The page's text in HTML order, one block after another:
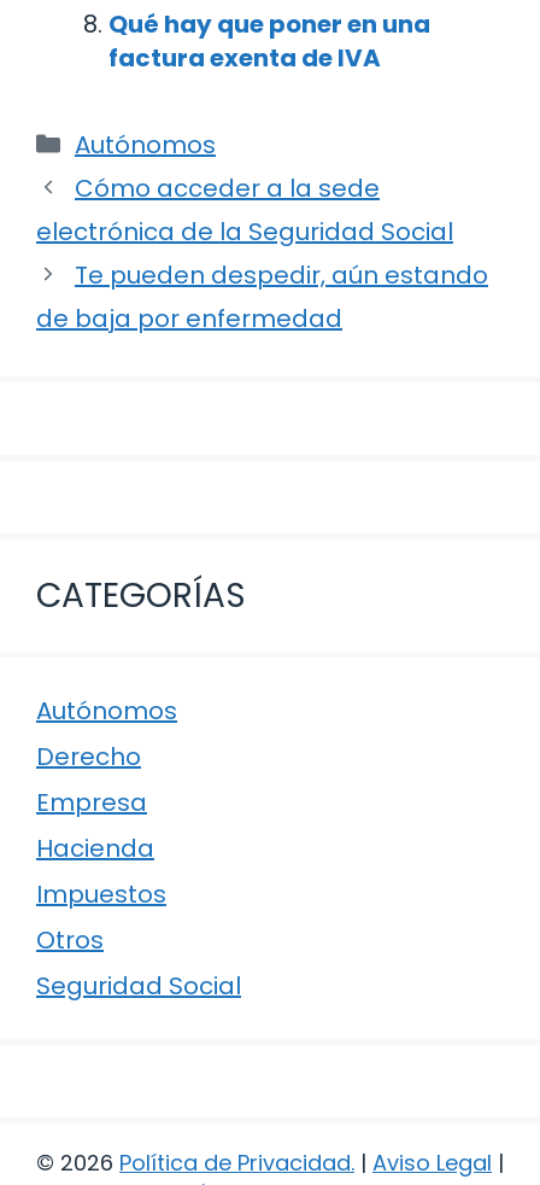
Qué hay que poner en una
factura exenta de IVA
Categorías
Autónomos
Navegación
de
entradas
Cómo acceder a la sede
electrónica de la Seguridad Social
Te pueden despedir, aún estando
de baja por enfermedad
CATEGORÍAS
Autónomos
Derecho
Empresa
Hacienda
Impuestos
Otros
Seguridad Social
© 2026 Política de Privacidad. | Aviso Legal |